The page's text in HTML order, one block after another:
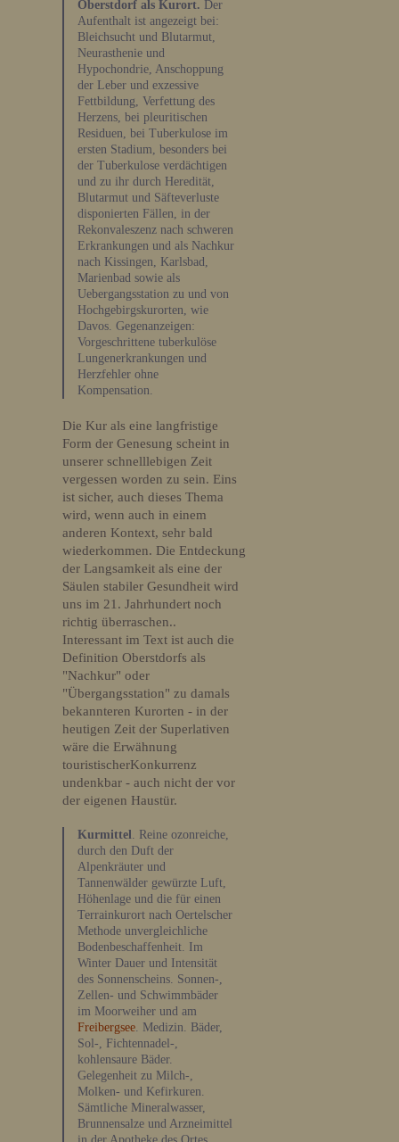
Oberstdorf als Kurort. Der
Aufenthalt ist angezeigt bei:
Bleichsucht und Blutarmut,
Neurasthenie und
Hypochondrie, Anschoppung
der Leber und exzessive
Fettbildung, Verfettung des
Herzens, bei pleuritischen
Residuen, bei Tuberkulose im
ersten Stadium, besonders bei
der Tuberkulose verdächtigen
und zu ihr durch Heredität,
Blutarmut und Säfteverluste
disponierten Fällen, in der
Rekonvaleszenz nach schweren
Erkrankungen und als Nachkur
nach Kissingen, Karlsbad,
Marienbad sowie als
Uebergangsstation zu und von
Hochgebirgskurorten, wie
Davos. Gegenanzeigen:
Vorgeschrittene tuberkulöse
Lungenerkrankungen und
Herzfehler ohne
Kompensation.
Die Kur als eine langfristige
Form der Genesung scheint in
unserer schnelllebigen Zeit
vergessen worden zu sein. Eins
ist sicher, auch dieses Thema
wird, wenn auch in einem
anderen Kontext, sehr bald
wiederkommen. Die Entdeckung
der Langsamkeit als eine der
Säulen stabiler Gesundheit wird
uns im 21. Jahrhundert noch
richtig überraschen..
Interessant im Text ist auch die
Definition Oberstdorfs als
"Nachkur" oder
"Übergangsstation" zu damals
bekannteren Kurorten - in der
heutigen Zeit der Superlativen
wäre die Erwähnung
touristischerKonkurrenz
undenkbar - auch nicht der vor
der eigenen Haustür.
Kurmittel. Reine ozonreiche,
durch den Duft der
Alpenkräuter und
Tannenwälder gewürzte Luft,
Höhenlage und die für einen
Terrainkurort nach Oertelscher
Methode unvergleichliche
Bodenbeschaffenheit. Im
Winter Dauer und Intensität
des Sonnenscheins. Sonnen-,
Zellen- und Schwimmbäder
im Moorweiher und am
Freibergsee. Medizin. Bäder,
Sol-, Fichtennadel-,
kohlensaure Bäder.
Gelegenheit zu Milch-,
Molken- und Kefirkuren.
Sämtliche Mineralwasser,
Brunnensalze und Arzneimittel